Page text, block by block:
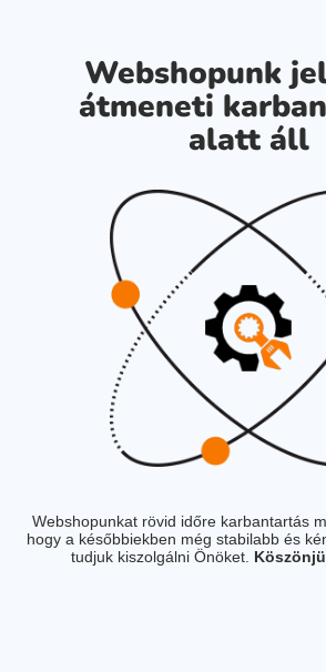
Webshopunk
átmeneti
alatt áll
Webshopunkat rövid időre karbantartás
hogy a későbbiekben még stabilabb és
tudjuk kiszolgálni Önöket.